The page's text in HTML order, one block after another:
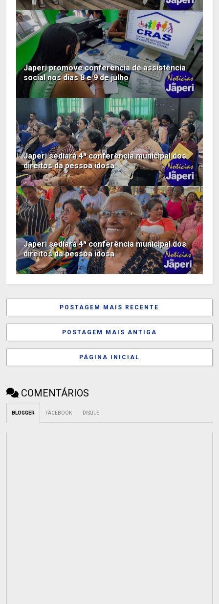
Japeri promove conferência de assistência
social nos dias 8 e 9 de julho
Japeri sediará 4ª conferência municipal dos
direitos da pessoa idosa
Japeri sediará 4ª conferência municipal dos
direitos da pessoa idosa
POSTAGEM MAIS RECENTE
POSTAGEM MAIS ANTIGA
PÁGINA INICIAL
COMENTÁRIOS
BLOGGER FACEBOOK DISQUS